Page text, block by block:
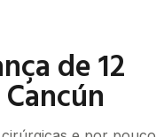
de 12